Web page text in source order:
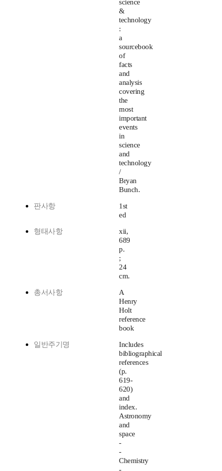
science
&
technology
:
a
sourcebook
of
facts
and
analysis
covering
the
most
important
events
in
science
and
technology
/
Bryan
Bunch.
판사항
1st
ed
형태사항
xii,
689
p.
;
24
cm.
총서사항
A
Henry
Holt
reference
book
일반주기명
Includes
bibliographical
references
(p.
619-
620)
and
index.
Astronomy
and
space
-
-
Chemistry